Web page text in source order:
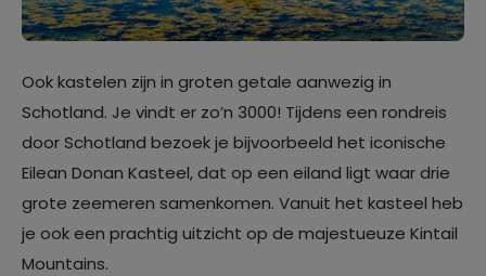
Ook kastelen zijn in groten getale aanwezig in
Schotland. Je vindt er zo’n 3000! Tijdens een rondreis
door Schotland bezoek je bijvoorbeeld het iconische
Eilean Donan Kasteel, dat op een eiland ligt waar drie
grote zeemeren samenkomen. Vanuit het kasteel heb
je ook een prachtig uitzicht op de majestueuze Kintail
Mountains.